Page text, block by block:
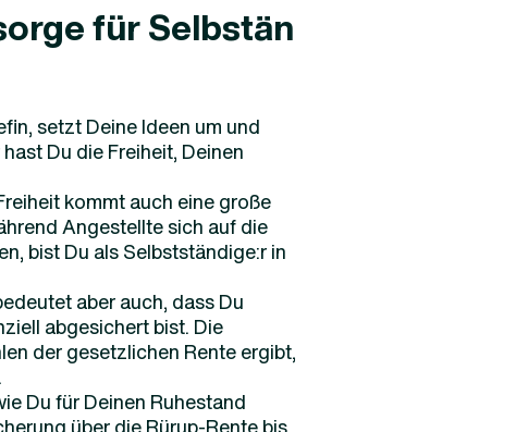
für Selbstän
setzt Deine Ideen um und
Du die Freiheit, Deinen
kommt auch eine große
Angestellte sich auf die
bist Du als Selbstständige:r in
aber auch, dass Du
abgesichert bist. Die
der gesetzlichen Rente ergibt,
Du für Deinen Ruhestand